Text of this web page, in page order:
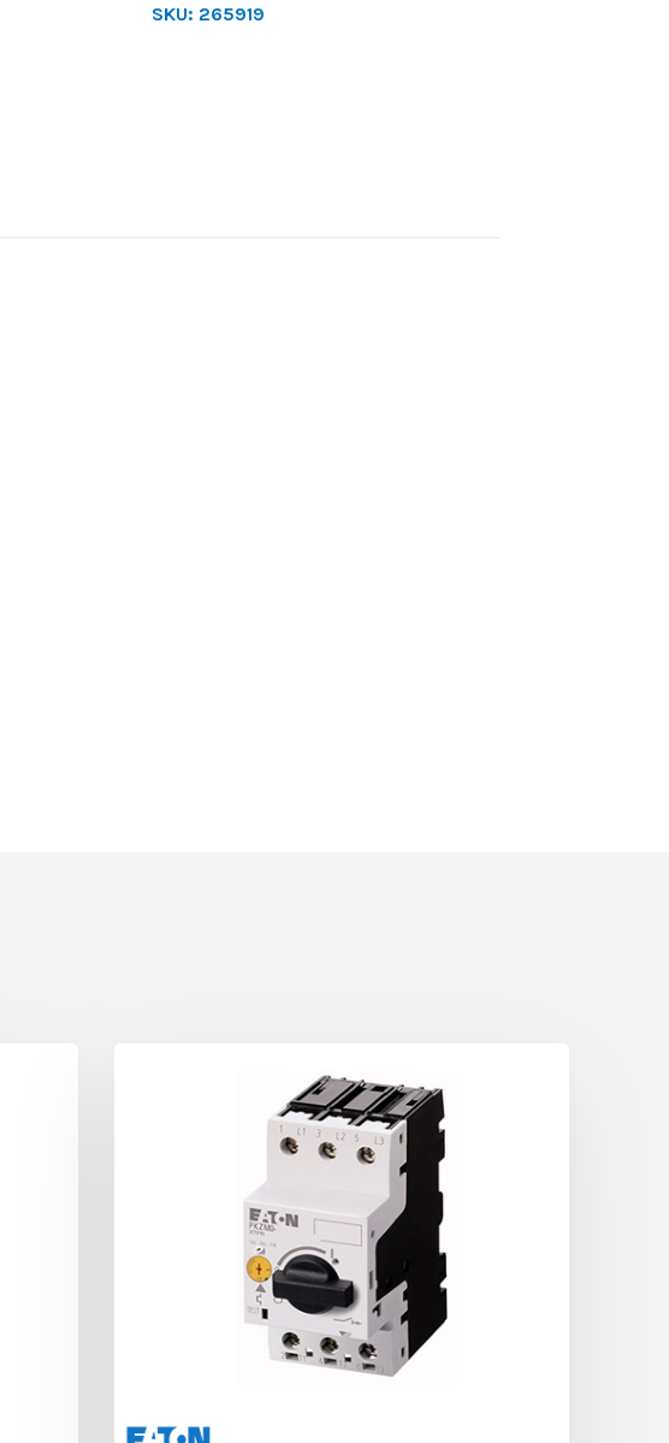
SKU: 265919